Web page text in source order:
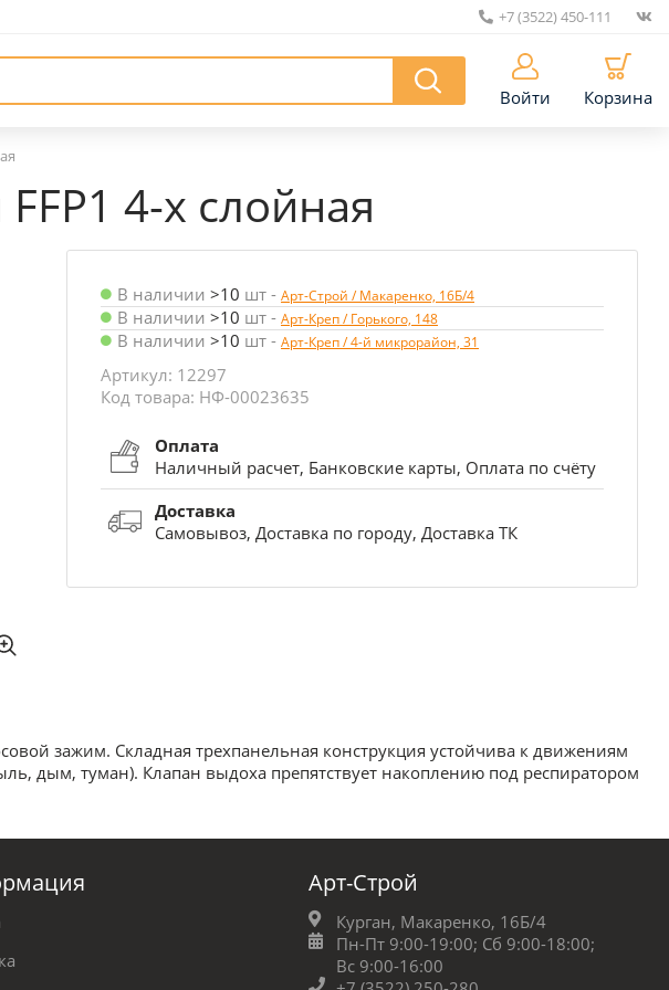
+7 (3522) 450-111
Войти Корзина
4-х слойная
В наличии >10 шт - Арт-Строй / Макаренко, 16Б/4
В наличии >10 шт - Арт-Креп / Горького, 148
В наличии >10 шт - Арт-Креп / 4-й микрорайон, 31
Артикул: 12297
Код товара: НФ-00023635
Оплата
Наличный расчет, Банковские карты, Оплата по счёту
Доставка
Самовывоз, Доставка по городу, Доставка ТК
зажим. Складная трехпанельная конструкция устойчива к движениям
дым, туман). Клапан выдоха препятствует накоплению под респиратором
Арт-Строй
Курган, Макаренко, 16Б/4
Пн-Пт 9:00-19:00; Сб 9:00-18:00;
Вс 9:00-16:00